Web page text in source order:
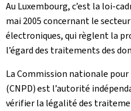
Au Luxembourg, c’est la loi-
mai 2005 concernant le
électroniques, qui règlent la
l’égard des traitements des
La Commission nationale
(CNPD) est l’autorité
vérifier la légalité des